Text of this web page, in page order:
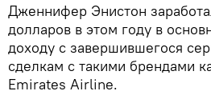
Дженнифер Энистон
долларов в этом году в
доходу с завершившегося
сделкам с такими брендами
Emirates Airline.